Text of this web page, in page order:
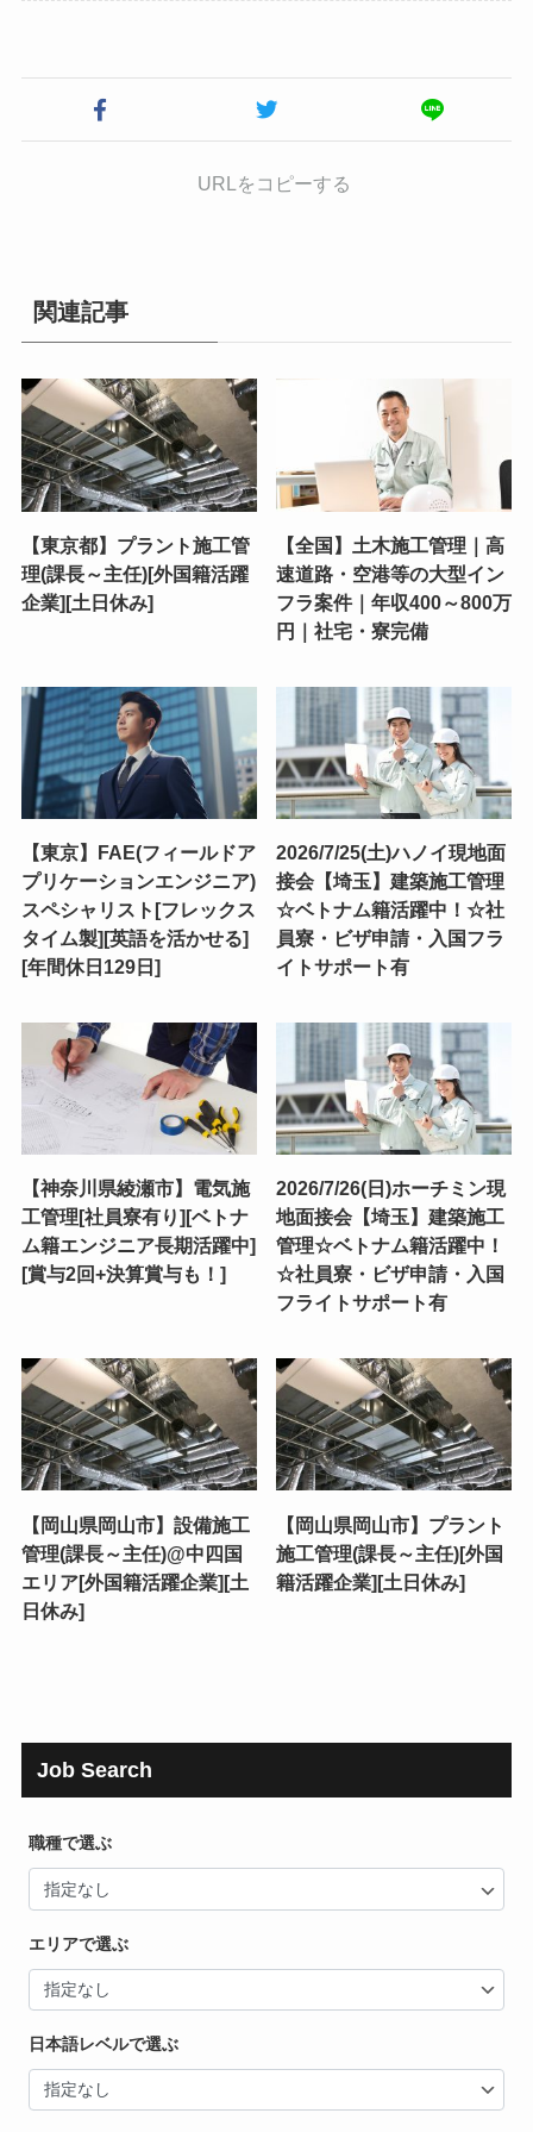
URLをコピーする
関連記事
【東京都】プラント施工管
理(課長～主任)[外国籍活躍
企業][土日休み]
【全国】土木施工管理｜高
速道路・空港等の大型イン
フラ案件｜年収400～800万
円｜社宅・寮完備
【東京】FAE(フィールドア
プリケーションエンジニア)
スペシャリスト[フレックス
タイム製][英語を活かせる]
[年間休日129日]
2026/7/25(土)ハノイ現地面
接会【埼玉】建築施工管理
☆ベトナム籍活躍中！☆社
員寮・ビザ申請・入国フラ
イトサポート有
【神奈川県綾瀬市】電気施
工管理[社員寮有り][ベトナ
ム籍エンジニア長期活躍中]
[賞与2回+決算賞与も！]
2026/7/26(日)ホーチミン現
地面接会【埼玉】建築施工
管理☆ベトナム籍活躍中！
☆社員寮・ビザ申請・入国
フライトサポート有
【岡山県岡山市】設備施工
管理(課長～主任)@中四国
エリア[外国籍活躍企業][土
日休み]
【岡山県岡山市】プラント
施工管理(課長～主任)[外国
籍活躍企業][土日休み]
Job Search
職種で選ぶ
エリアで選ぶ
日本語レベルで選ぶ